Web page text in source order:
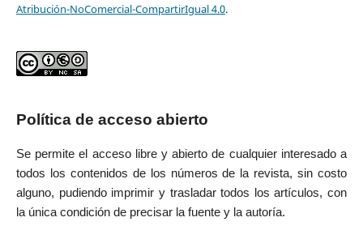
Atribución-NoComercial-CompartirIgual 4.0.
Política de acceso abierto
Se permite el acceso libre y abierto de cualquier interesado a
todos los contenidos de los números de la revista, sin costo
alguno, pudiendo imprimir y trasladar todos los artículos, con
la única condición de precisar la fuente y la autoría.